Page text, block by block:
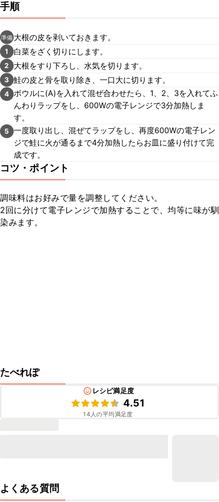
手順
準備 大根の皮を剥いておきます。
1 白菜をざく切りにします。
2 大根をすり下ろし、水気を切ります。
3 鮭の皮と骨を取り除き、一口大に切ります。
4 ボウルに(A)を入れて混ぜ合わせたら、1、2、3を入れてふ
んわりラップをし、600Wの電子レンジで3分加熱しま
す。
5 一度取り出し、混ぜてラップをし、再度600Wの電子レン
ジで鮭に火が通るまで4分加熱したらお皿に盛り付けて完
成です。
コツ・ポイント
調味料はお好みで量を調整してください。
2回に分けて電子レンジで加熱することで、均等に味が馴
染みます。
たべれぽ
レシピ満足度
4.51
14 人の平均満足度
よくある質問